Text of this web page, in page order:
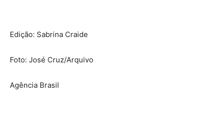
Edição: Sabrina Craide
Foto: José Cruz/Arquivo
Agência Brasil